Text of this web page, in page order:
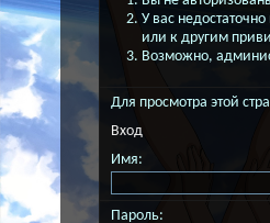
У вас
или к другим
Возможно,
Для просмотра этой
Вход
Имя:
Пароль: